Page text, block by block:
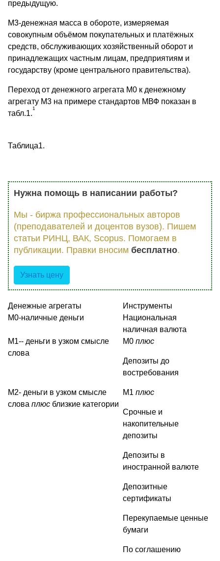
предыдущую.
М3-денежная масса в обороте, измеряемая
совокупным объёмом покупательных и платёжных
средств, обслуживающих хозяйственный оборот и
принадлежащих частным лицам, предприятиям и
государству (кроме центрального правительства).
Переход от денежного агрегата М0 к денежному
агрегату М3 на примере стандартов МВФ показан в
табл.1.
1
Таблица1.
Нужна помощь в написании работы?
Мы - биржа профессиональных авторов
(преподавателей и доцентов вузов). Пишем
статьи РИНЦ, ВАК, Scopus. Помогаем в
публикации. Правки вносим бесплатно.
Узнать цену
Денежные агрегаты
Инструменты
М0-наличные деньги
Национальная
наличная валюта
М1-- деньги в узком смысле
слова
М0 плюс
Депозиты до
востребования
М2- деньги в узком смысле
слова плюс близкие категории
М1 плюс
Срочные и
накопительные
депозиты
Депозиты в
иностранной валюте
Депозитные
сертификаты
Перекупаемые ценные
бумаги
По соглашению